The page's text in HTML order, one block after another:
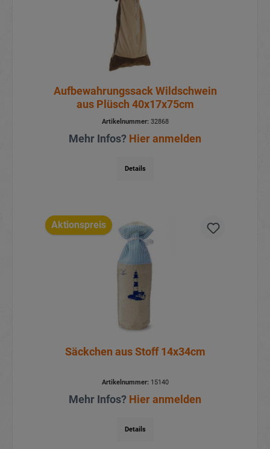
Aufbewahrungssack Wildschwein
aus Plüsch 40x17x75cm
Artikelnummer:32868
Mehr Infos? Hier anmelden
Details
Aktionspreis
Säckchen aus Stoff 14x34cm
Artikelnummer:15140
Mehr Infos? Hier anmelden
Details